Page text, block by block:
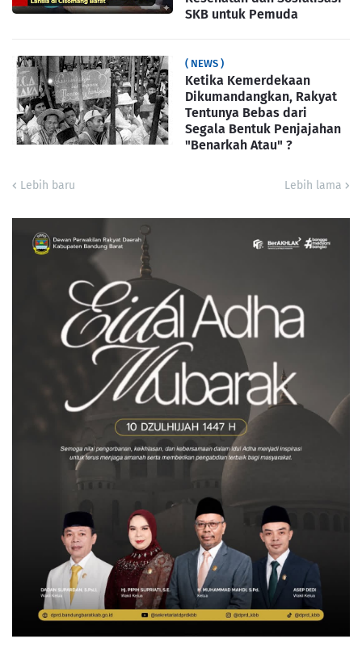
SKB untuk Pemuda
( NEWS )
Ketika Kemerdekaan
Dikumandangkan, Rakyat
Tentunya Bebas dari
Segala Bentuk Penjajahan
"Benarkah Atau" ?
Lebih baru Lebih lama